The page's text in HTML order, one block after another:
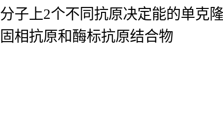
分子上2个不同抗原决定能的单克
固相抗原和酶标抗原结合物